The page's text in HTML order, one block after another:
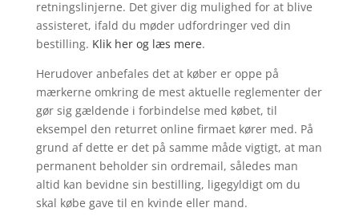
retningslinjerne. Det giver dig mulighed for at blive
assisteret, ifald du møder udfordringer ved din
bestilling. Klik her og læs mere.
Herudover anbefales det at køber er oppe på
mærkerne omkring de mest aktuelle reglementer der
gør sig gældende i forbindelse med købet, til
eksempel den returret online firmaet kører med. På
grund af dette er det på samme måde vigtigt, at man
permanent beholder sin ordremail, således man
altid kan bevidne sin bestilling, ligegyldigt om du
skal købe gave til en kvinde eller mand.